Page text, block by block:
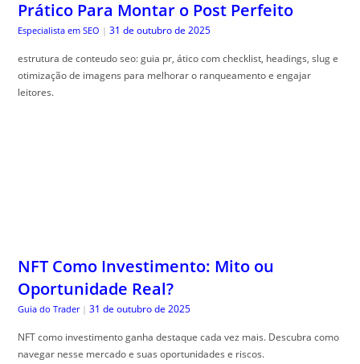
Prático Para Montar o Post Perfeito
Especialista em SEO | 31 de outubro de 2025
estrutura de conteudo seo: guia pr, ático com checklist, headings, slug e
otimização de imagens para melhorar o ranqueamento e engajar
leitores.
NFT Como Investimento: Mito ou
Oportunidade Real?
Guia do Trader | 31 de outubro de 2025
NFT como investimento ganha destaque cada vez mais. Descubra como
navegar nesse mercado e suas oportunidades e riscos.